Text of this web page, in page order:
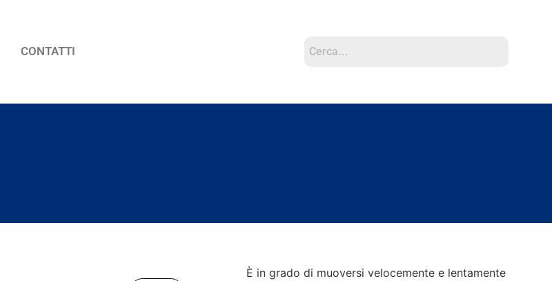
CONTATTI
È in grado di muoversi velocemente e lentamente